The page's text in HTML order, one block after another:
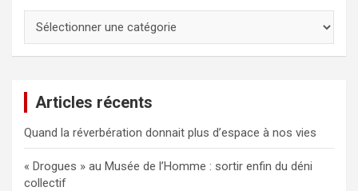
Articles récents
Quand la réverbération donnait plus d’espace à nos vies
« Drogues » au Musée de l’Homme : sortir enfin du déni
collectif